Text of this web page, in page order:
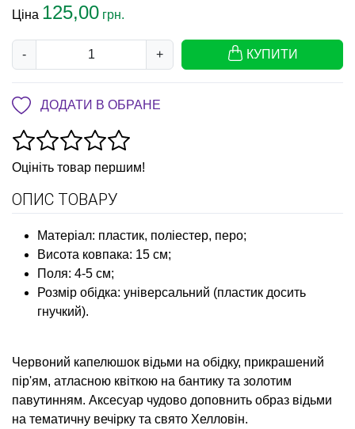
Ціна 125,00 грн.
- + КУПИТИ
ДОДАТИ В ОБРАНЕ
Оцініть товар першим!
ОПИС ТОВАРУ
Матеріал: пластик, поліестер, перо;
Висота ковпака: 15 см;
Поля: 4-5 см;
Розмір обідка: універсальний (пластик досить
гнучкий).
Червоний капелюшок відьми на обідку, прикрашений
пір'ям, атласною квіткою на бантику та золотим
павутинням. Аксесуар чудово доповнить образ відьми
на тематичну вечірку та свято Хелловін.